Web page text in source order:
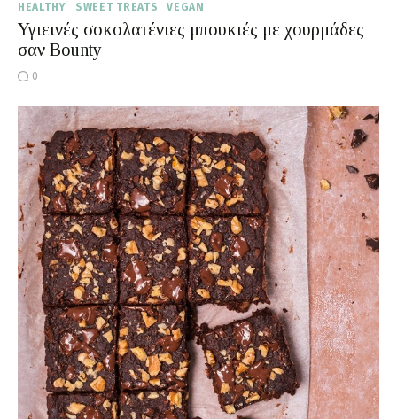
HEALTHY SWEET TREATS VEGAN
Υγιεινές σοκολατένιες μπουκιές με χουρμάδες
σαν Bounty
0